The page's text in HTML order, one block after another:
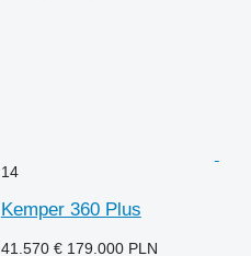
14
Kemper 360 Plus
41.570 € 179.000 PLN